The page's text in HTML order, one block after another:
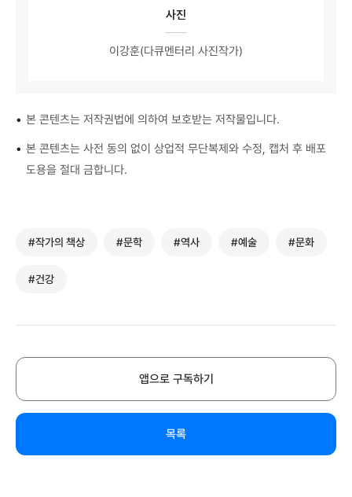
사진
이강훈(다큐멘터리 사진작가)
• 본 콘텐츠는 저작권법에 의하여 보호받는 저작물입니다.
• 본 콘텐츠는 사전 동의 없이 상업적 무단복제와 수정, 캡처 후 배포
도용을 절대 금합니다.
#작가의 책상 #문학 #역사 #예술 #문화
#건강
앱으로 구독하기
목록